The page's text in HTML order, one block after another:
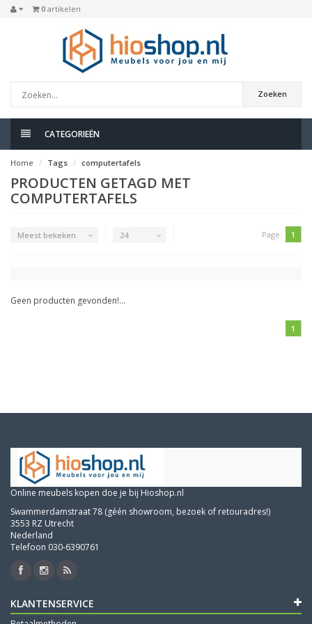
0 artikelen
Zoeken
CATEGORIEËN
Home Tags computertafels
PRODUCTEN GETAGD MET
COMPUTERTAFELS
Meest bekeken 24 Page: 1
Geen producten gevonden!...
1
Online meubels kopen doe je bij Hioshop.nl
Swammerdamstraat 78 (géén showroom, bezoek of retouradres!)
3553 RZ Utrecht
Nederland
Telefoon 030-6390761
KLANTENSERVICE